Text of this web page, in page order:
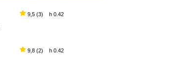
9,5 (3) h 0.42
9,8 (2) h 0.42